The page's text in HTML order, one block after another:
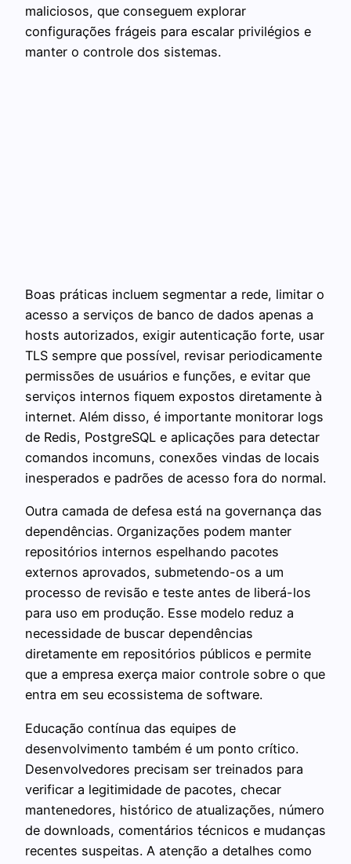
maliciosos, que conseguem explorar
configurações frágeis para escalar privilégios e
manter o controle dos sistemas.
Boas práticas incluem segmentar a rede, limitar o
acesso a serviços de banco de dados apenas a
hosts autorizados, exigir autenticação forte, usar
TLS sempre que possível, revisar periodicamente
permissões de usuários e funções, e evitar que
serviços internos fiquem expostos diretamente à
internet. Além disso, é importante monitorar logs
de Redis, PostgreSQL e aplicações para detectar
comandos incomuns, conexões vindas de locais
inesperados e padrões de acesso fora do normal.
Outra camada de defesa está na governança das
dependências. Organizações podem manter
repositórios internos espelhando pacotes
externos aprovados, submetendo-os a um
processo de revisão e teste antes de liberá-los
para uso em produção. Esse modelo reduz a
necessidade de buscar dependências
diretamente em repositórios públicos e permite
que a empresa exerça maior controle sobre o que
entra em seu ecossistema de software.
Educação contínua das equipes de
desenvolvimento também é um ponto crítico.
Desenvolvedores precisam ser treinados para
verificar a legitimidade de pacotes, checar
mantenedores, histórico de atualizações, número
de downloads, comentários técnicos e mudanças
recentes suspeitas. A atenção a detalhes como